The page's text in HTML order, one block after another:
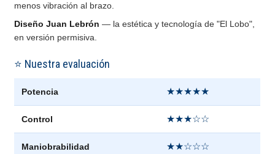
menos vibración al brazo.
Diseño Juan Lebrón — la estética y tecnología de "El Lobo",
en versión permisiva.
⭐ Nuestra evaluación
Potencia ★★★★★
Control ★★★☆☆
Maniobrabilidad ★★☆☆☆